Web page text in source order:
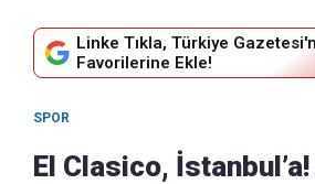
Linke Tıkla, Türkiye
Favorilerine Ekle!
SPOR
El Clasico,